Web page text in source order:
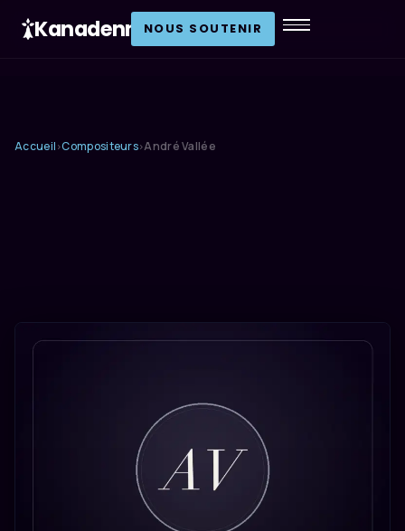
Kanadenn NOUS SOUTENIR
Accueil ›Compositeurs›André Vallée